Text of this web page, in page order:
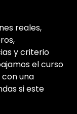
reales,
y criterio
el curso
con una
si este